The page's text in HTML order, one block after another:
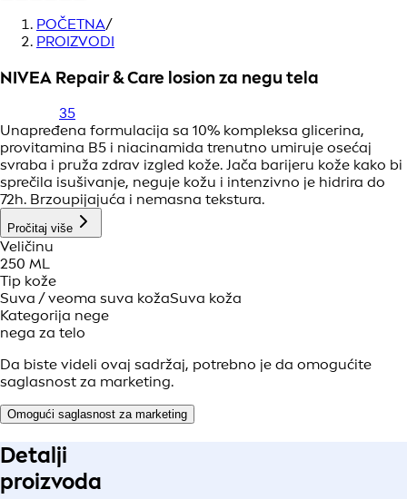
POČETNA/
PROIZVODI
NIVEA Repair & Care losion za negu tela
35
Unapređena formulacija sa 10% kompleksa glicerina,
provitamina B5 i niacinamida trenutno umiruje osećaj
svraba i pruža zdrav izgled kože. Jača barijeru kože kako bi
sprečila isušivanje, neguje kožu i intenzivno je hidrira do
72h. Brzoupijajuća i nemasna tekstura.
Pročitaj više
Veličinu
250 ML
Tip kože
Suva / veoma suva kožaSuva koža
Kategorija nege
nega za telo
Da biste videli ovaj sadržaj, potrebno je da omogućite
saglasnost za marketing.
Omogući saglasnost za marketing
Detalji
proizvoda